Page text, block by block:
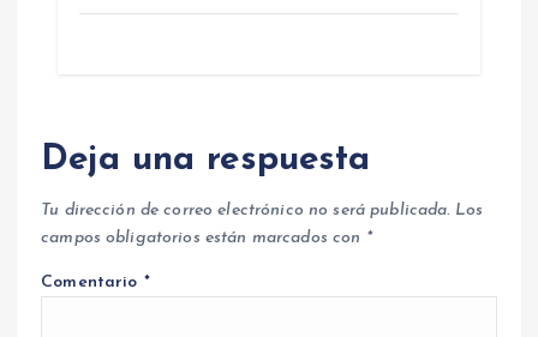
Deja una respuesta
Tu dirección de correo electrónico no será publicada. Los
campos obligatorios están marcados con *
Comentario *